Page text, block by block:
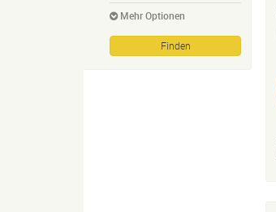
Mehr Optionen